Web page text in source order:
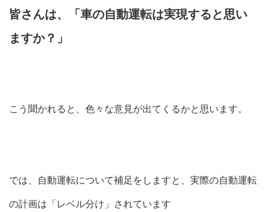
皆さんは、「車の自動運転は実現すると思い
ますか？」
こう聞かれると、色々な意見が出てくるかと思います。
では、自動運転について補足をしますと、実際の自動運転
の計画は「レベル分け」されています